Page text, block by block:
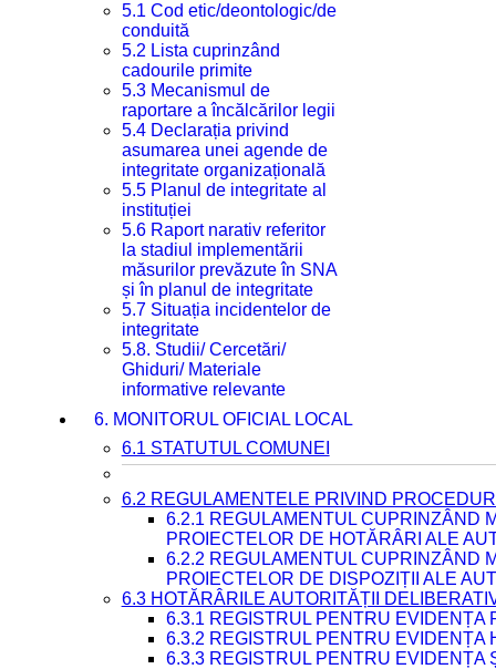
5.1 Cod etic/deontologic/de
conduită
5.2 Lista cuprinzând
cadourile primite
5.3 Mecanismul de
raportare a încălcărilor legii
5.4 Declarația privind
asumarea unei agende de
integritate organizațională
5.5 Planul de integritate al
instituției
5.6 Raport narativ referitor
la stadiul implementării
măsurilor prevăzute în SNA
și în planul de integritate
5.7 Situația incidentelor de
integritate
5.8. Studii/ Cercetări/
Ghiduri/ Materiale
informative relevante
6. MONITORUL OFICIAL LOCAL
6.1 STATUTUL COMUNEI
6.2 REGULAMENTELE PRIVIND
6.2.1 REGULAMENTUL CUPRINZÂND
PROIECTELOR DE HOTĂRÂRI ALE
6.2.2 REGULAMENTUL CUPRINZÂND
PROIECTELOR DE DISPOZIȚII ALE
6.3 HOTĂRÂRILE AUTORITĂȚII
6.3.1 REGISTRUL PENTRU EVIDENȚA
6.3.2 REGISTRUL PENTRU EVIDENȚA
6.3.3 REGISTRUL PENTRU EVIDENȚA